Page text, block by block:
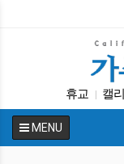
휴교 캘
가주교
MENU